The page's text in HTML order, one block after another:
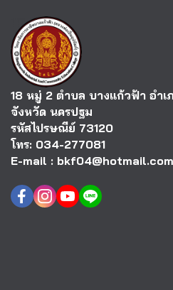
18 หมู่ 2 ตำบล บางแก้วฟ้า อำเ
จังหวัด นครปฐม
รหัสไปรษณีย์ 73120
โทร: 034-277081
E-mail : bkf04@hotmail.com